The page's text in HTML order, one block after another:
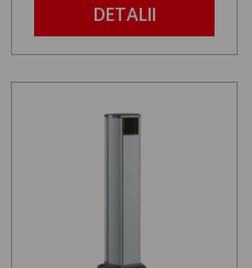
DETALII